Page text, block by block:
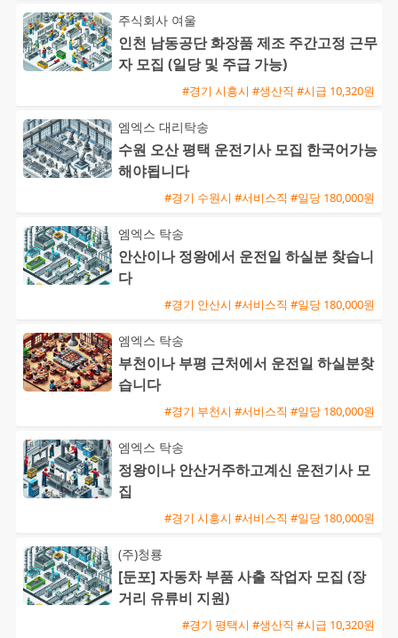
주식회사 여울
인천 남동공단 화장품 제조 주간고정 근무
자 모집 (일당 및 주급 가능)
#경기 시흥시 #생산직 #시급 10,320원
엠엑스 대리탁송
수원 오산 평택 운전기사 모집 한국어가능
해야됩니다
#경기 수원시 #서비스직 #일당 180,000원
엠엑스 탁송
안산이나 정왕에서 운전일 하실분 찾습니
다
#경기 안산시 #서비스직 #일당 180,000원
엠엑스 탁송
부천이나 부평 근처에서 운전일 하실분찾
습니다
#경기 부천시 #서비스직 #일당 180,000원
엠엑스 탁송
정왕이나 안산거주하고계신 운전기사 모
집
#경기 시흥시 #서비스직 #일당 180,000원
(주)청룡
[둔포] 자동차 부품 사출 작업자 모집 (장
거리 유류비 지원)
#경기 평택시 #생산직 #시급 10,320원